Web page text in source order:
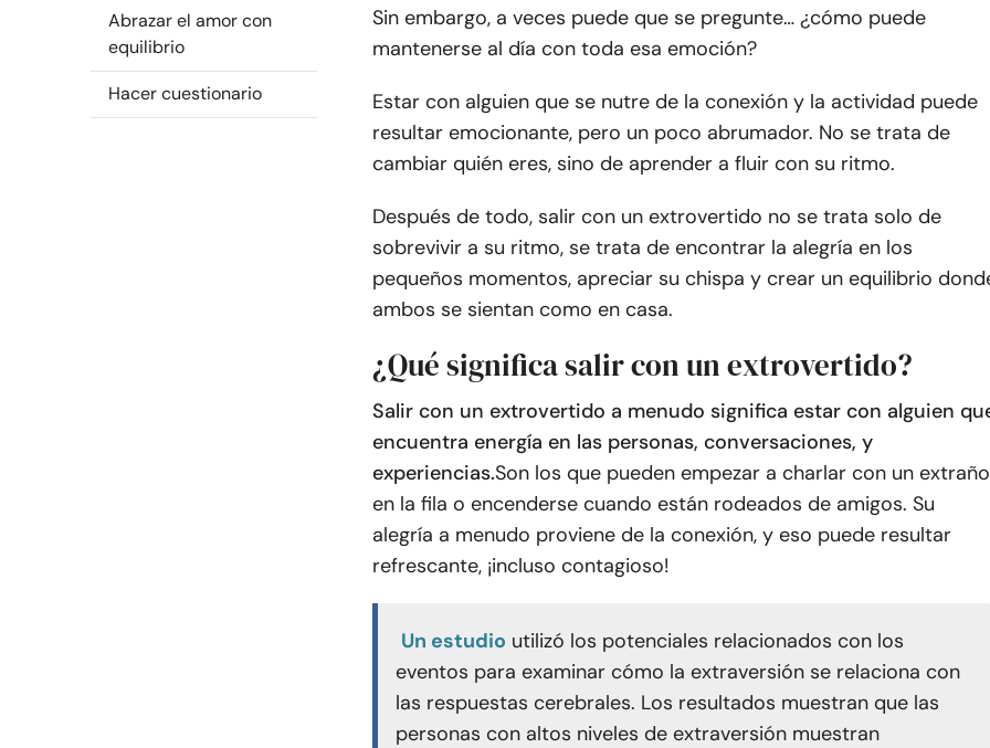
Abrazar el amor con
equilibrio
Hacer cuestionario
Sin embargo, a veces puede que se pregunte… ¿cómo puede
mantenerse al día con toda esa emoción?
Estar con alguien que se nutre de la conexión y la actividad puede
resultar emocionante, pero un poco abrumador. No se trata de
cambiar quién eres, sino de aprender a fluir con su ritmo.
Después de todo, salir con un extrovertido no se trata solo de
sobrevivir a su ritmo, se trata de encontrar la alegría en los
pequeños momentos, apreciar su chispa y crear un equilibrio
ambos se sientan como en casa.
¿Qué significa salir con un extrovertido?
Salir con un extrovertido a menudo significa estar con alguien
encuentra energía en las personas, conversaciones, y
experiencias.Son los que pueden empezar a charlar con un extraño
en la fila o encenderse cuando están rodeados de amigos. Su
alegría a menudo proviene de la conexión, y eso puede resultar
refrescante, ¡incluso contagioso!
Un estudio utilizó los potenciales relacionados con los
eventos para examinar cómo la extraversión se relaciona con
las respuestas cerebrales. Los resultados muestran que las
personas con altos niveles de extraversión muestran